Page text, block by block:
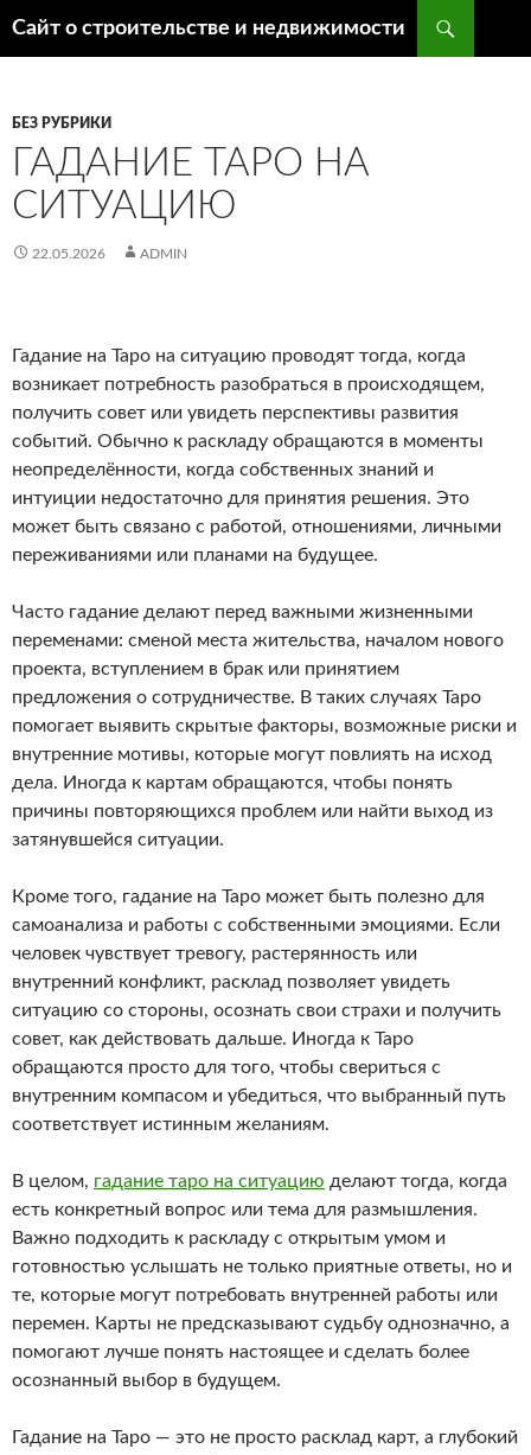
Сайт о строительстве и недвижимости
БЕЗ РУБРИКИ
ГАДАНИЕ ТАРО НА
СИТУАЦИЮ
22.05.2026 ADMIN
Гадание на Таро на ситуацию проводят тогда, когда
возникает потребность разобраться в происходящем,
получить совет или увидеть перспективы развития
событий. Обычно к раскладу обращаются в моменты
неопределённости, когда собственных знаний и
интуиции недостаточно для принятия решения. Это
может быть связано с работой, отношениями, личными
переживаниями или планами на будущее.
Часто гадание делают перед важными жизненными
переменами: сменой места жительства, началом нового
проекта, вступлением в брак или принятием
предложения о сотрудничестве. В таких случаях Таро
помогает выявить скрытые факторы, возможные риски и
внутренние мотивы, которые могут повлиять на исход
дела. Иногда к картам обращаются, чтобы понять
причины повторяющихся проблем или найти выход из
затянувшейся ситуации.
Кроме того, гадание на Таро может быть полезно для
самоанализа и работы с собственными эмоциями. Если
человек чувствует тревогу, растерянность или
внутренний конфликт, расклад позволяет увидеть
ситуацию со стороны, осознать свои страхи и получить
совет, как действовать дальше. Иногда к Таро
обращаются просто для того, чтобы свериться с
внутренним компасом и убедиться, что выбранный путь
соответствует истинным желаниям.
В целом, гадание таро на ситуацию делают тогда, когда
есть конкретный вопрос или тема для размышления.
Важно подходить к раскладу с открытым умом и
готовностью услышать не только приятные ответы, но и
те, которые могут потребовать внутренней работы или
перемен. Карты не предсказывают судьбу однозначно, а
помогают лучше понять настоящее и сделать более
осознанный выбор в будущем.
Гадание на Таро — это не просто расклад карт, а глубокий